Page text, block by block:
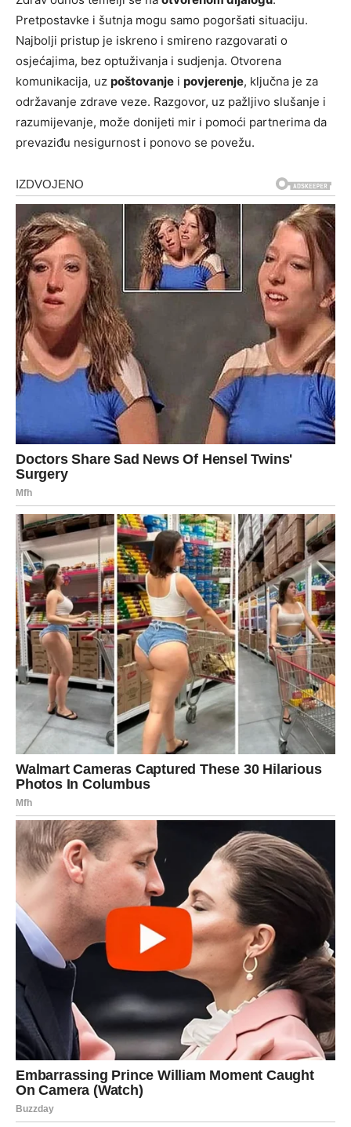
Pretpostavke i šutnja mogu samo pogoršati situaciju.
Najbolji pristup je iskreno i smireno razgovarati o
osjećajima, bez optuživanja i sudjenja. Otvorena
komunikacija, uz poštovanje i povjerenje, ključna je za
održavanje zdrave veze. Razgovor, uz pažljivo slušanje i
razumijevanje, može donijeti mir i pomoći partnerima da
prevaziđu nesigurnost i ponovo se povežu.